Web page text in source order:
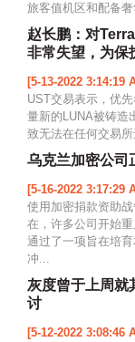
旅客值机区和配备
赵长鹏：对
非常失望，为保
[5-13-2022 3:14:19
UST交易表示，优
量新的LUNA被铸造
致无法在任何交易
乌克兰加密公司
[5-16-2022 3:17:29
使用加密捐款资助
在，许多公司开始
通过了一项旨在培
冲...
灰度曾于上周就
讨
[5-12-2022 3:08:46